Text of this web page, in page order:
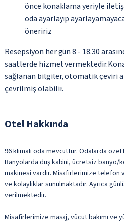
önce konaklama yeriyle
oda ayarlayıp
öneririz
Resepsiyon her gün 8 - 18.30
saatlerde hizmet
sağlanan bilgiler, otomatik çeviri
çevrilmiş olabilir.
Otel Hakkında
96 klimalı oda mevcuttur. Odalarda
Banyolarda duş kabini, ücretsiz banyo/
makinesi vardır. Misafirlerimize telefon
ve kolaylıklar sunulmaktadır. Ayrıca
verilmektedir.
Misafirlerimize masaj, vücut bakımı ve